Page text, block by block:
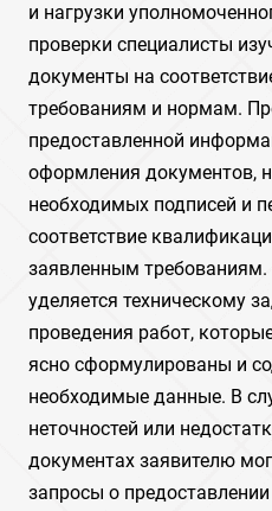
и нагрузки
проверки специалисты
документы на
требованиям и нормам.
предоставленной
оформления документов,
необходимых подписей и
соответствие
заявленным
уделяется техническому
проведения работ,
ясно сформулированы и
необходимые данные. В
неточностей или
документах заявителю
запросы о